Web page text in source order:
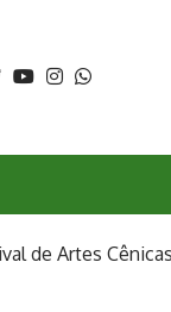
de Artes